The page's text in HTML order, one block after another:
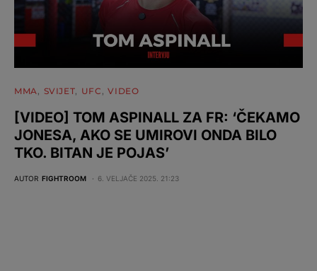
MMA SVIJET UFC VIDEO
[VIDEO] TOM ASPINALL ZA FR: ‘ČEKAMO
JONESA, AKO SE UMIROVI ONDA BILO
TKO. BITAN JE POJAS’
AUTOR FIGHTROOM 6. VELJAČE 2025. 21:23